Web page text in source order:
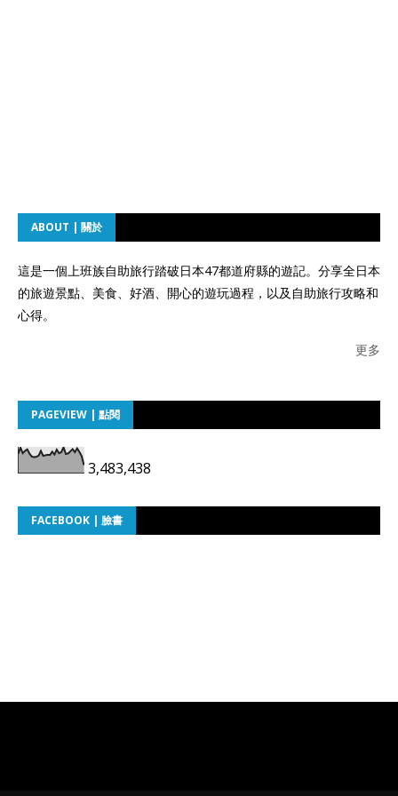
ABOUT | 關於
這是一個上班族自助旅行踏破日本47都道府縣的遊記。分享全日本
的旅遊景點、美食、好酒、開心的遊玩過程，以及自助旅行攻略和
心得。
更多
PAGEVIEW | 點閱
3,483,438
FACEBOOK | 臉書